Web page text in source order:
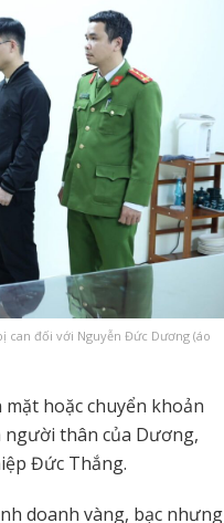
can đối với Nguyễn Đức Dương (áo
hoặc chuyển khoản
người thân của Dương,
Đức Thắng.
doanh vàng, bạc nhưng